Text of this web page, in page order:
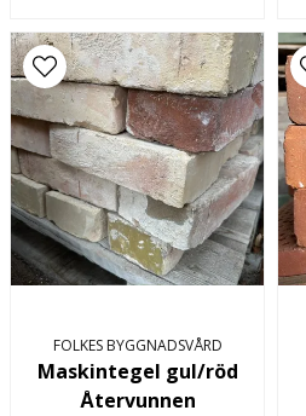
FOLKES BYGGNADSVÅRD
Maskintegel gul/röd
Återvunnen